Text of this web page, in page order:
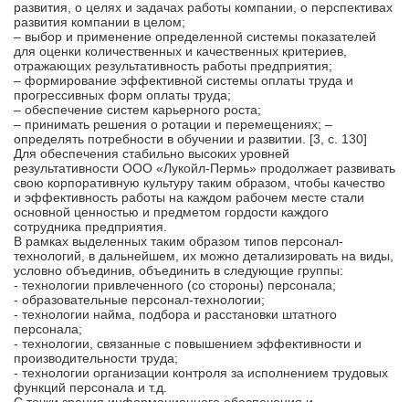
развития, о целях и задачах работы компании, о перспективах
развития компании в целом;
– выбор и применение определенной системы показателей
для оценки количественных и качественных критериев,
отражающих результативность работы предприятия;
– формирование эффективной системы оплаты труда и
прогрессивных форм оплаты труда;
– обеспечение систем карьерного роста;
– принимать решения о ротации и перемещениях; –
определять потребности в обучении и развитии. [3, c. 130]
Для обеспечения стабильно высоких уровней
результативности ООО «Лукойл-Пермь» продолжает развивать
свою корпоративную культуру таким образом, чтобы качество
и эффективность работы на каждом рабочем месте стали
основной ценностью и предметом гордости каждого
сотрудника предприятия.
В рамках выделенных таким образом типов персонал-
технологий, в дальнейшем, их можно детализировать на виды,
условно объединив, объединить в следующие группы:
- технологии привлеченного (со стороны) персонала;
- образовательные персонал-технологии;
- технологии найма, подбора и расстановки штатного
персонала;
- технологии, связанные с повышением эффективности и
производительности труда;
- технологии организации контроля за исполнением трудовых
функций персонала и т.д.